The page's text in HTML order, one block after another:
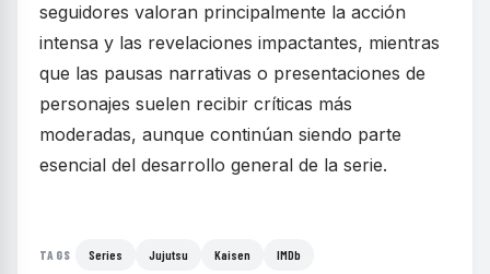
seguidores valoran principalmente la acción
intensa y las revelaciones impactantes, mientras
que las pausas narrativas o presentaciones de
personajes suelen recibir críticas más
moderadas, aunque continúan siendo parte
esencial del desarrollo general de la serie.
TAGS Series Jujutsu Kaisen IMDb